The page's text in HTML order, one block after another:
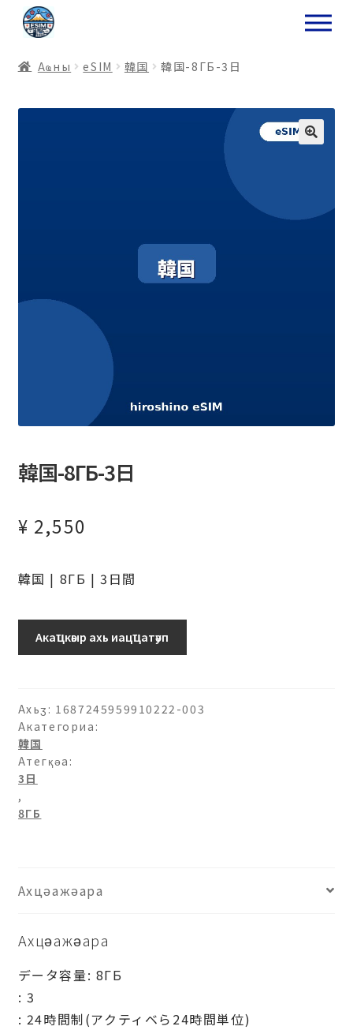
ナ
ビ
ー
ョ
コ
ン
ン
ス
Аҩны еSIM 韓国 韓国-8ГБ-3日
韓国-8ГБ-3日
¥ 2,550
韓国 | 8ГБ | 3日間
国-8ГБ-3
Акаҵкәыр ахь иацҵатәуп
Ахьӡ: 1687245959910222-003
Акатегориа:
韓国
Атегқәа:
3日
,
8ГБ
Ахцәажәара
Ахцәажәара
データ容量: 8ГБ
: 3
: 24時間制(アクティベら24時間単位)